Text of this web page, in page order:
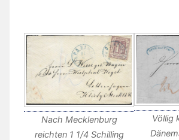
Nach Mecklenburg
reichten 1 1/4 Schilling
Völlig